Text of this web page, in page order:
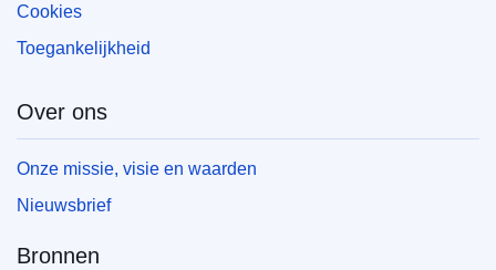
Cookies
Toegankelijkheid
Over ons
Onze missie, visie en waarden
Nieuwsbrief
Bronnen